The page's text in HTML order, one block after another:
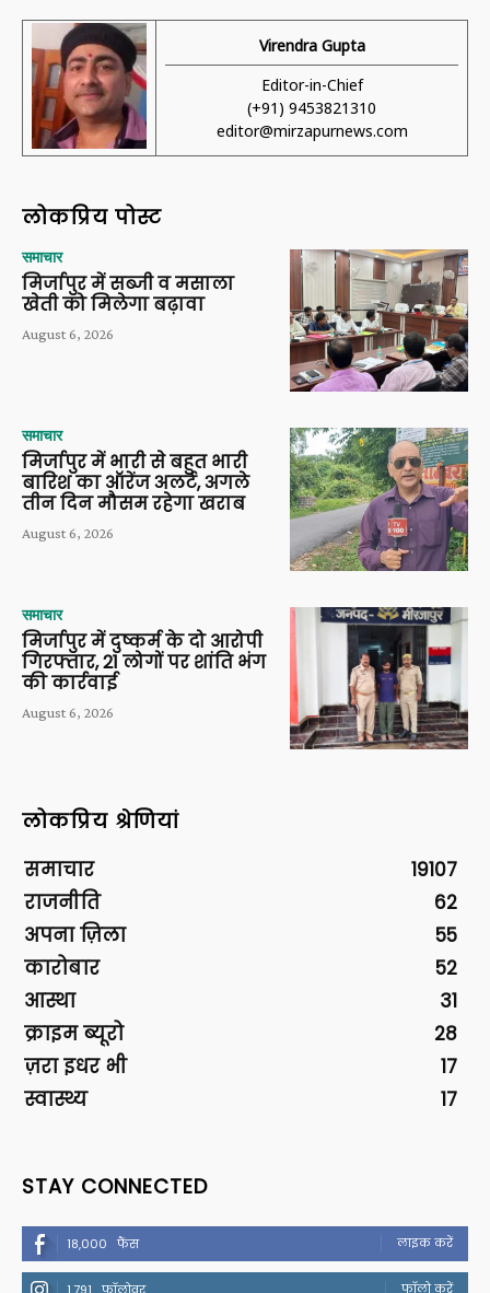
Virendra Gupta
Editor-in-Chief
(+91) 9453821310
editor@mirzapurnews.com
लोकप्रिय पोस्ट
समाचार
मिर्जापुर में सब्जी व मसाला
खेती को मिलेगा बढ़ावा
August 6, 2026
समाचार
मिर्जापुर में भारी से बहुत भारी
बारिश का ऑरेंज अलर्ट, अगले
तीन दिन मौसम रहेगा खराब
August 6, 2026
समाचार
मिर्जापुर में दुष्कर्म के दो आरोपी
गिरफ्तार, 21 लोगों पर शांति भंग
की कार्रवाई
August 6, 2026
लोकप्रिय श्रेणियां
समाचार
19107
राजनीति
62
अपना ज़िला
55
कारोबार
52
आस्था
31
क्राइम ब्यूरो
28
ज़रा इधर भी
17
स्वास्थ्य
17
STAY CONNECTED
18,000 फैंस लाइक करें
फॉलो करें